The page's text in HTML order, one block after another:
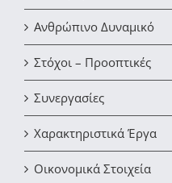
Ανθρώπινο Δυναμικό
Στόχοι – Προοπτικές
Συνεργασίες
Χαρακτηριστικά Έργα
Οικονομικά Στοιχεία